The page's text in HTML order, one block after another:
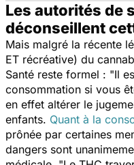
Les autorités de
déconseillent
Mais malgré la récente
ET récréative) du
Santé reste formel : "Il
consommation si vous
en effet altérer le
enfants. Quant à la
prônée par certaines
dangers sont